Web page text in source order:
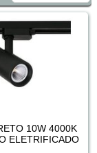
10W 4000K
ELETRIFICADO